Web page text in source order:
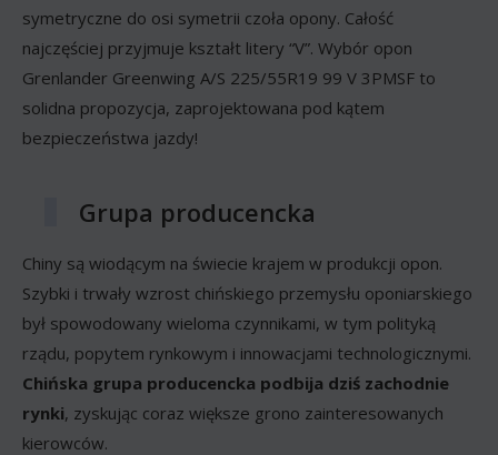
symetryczne do osi symetrii czoła opony. Całość
najczęściej przyjmuje kształt litery “V”. Wybór opon
Grenlander Greenwing A/S 225/55R19 99 V 3PMSF to
solidna propozycja, zaprojektowana pod kątem
bezpieczeństwa jazdy!
Grupa producencka
Chiny są wiodącym na świecie krajem w produkcji opon.
Szybki i trwały wzrost chińskiego przemysłu oponiarskiego
był spowodowany wieloma czynnikami, w tym polityką
rządu, popytem rynkowym i innowacjami technologicznymi.
Chińska grupa producencka podbija dziś zachodnie
rynki, zyskując coraz większe grono zainteresowanych
kierowców.